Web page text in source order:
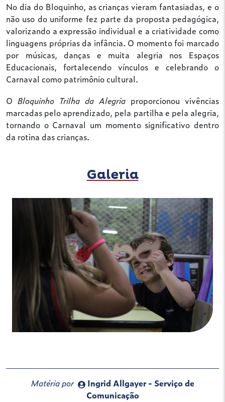
No dia do Bloquinho, as crianças vieram fantasiadas, e o
não uso do uniforme fez parte da proposta pedagógica,
valorizando a expressão individual e a criatividade como
linguagens próprias da infância. O momento foi marcado
por músicas, danças e muita alegria nos Espaços
Educacionais, fortalecendo vínculos e celebrando o
Carnaval como patrimônio cultural.
O Bloquinho Trilha da Alegria proporcionou vivências
marcadas pelo aprendizado, pela partilha e pela alegria,
tornando o Carnaval um momento significativo dentro
da rotina das crianças.
Galeria
Matéria por
Ingrid Allgayer - Serviço de
Comunicação